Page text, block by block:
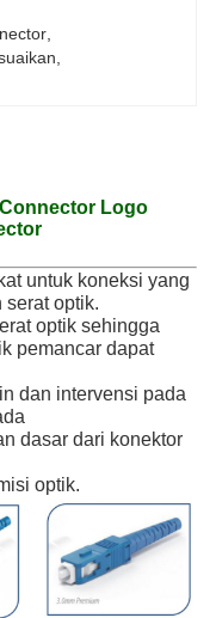
Logo
untuk koneksi yang
serat optik.
optik sehingga
pemancar dapat
dan intervensi pada
dasar dari konektor
optik.